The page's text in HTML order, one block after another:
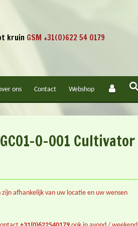
kruin GSM +31(0)622 54 0179
ons Contact Webshop
0-001 Cultivator
zijn afhankelijk van uw locatie en uw wensen